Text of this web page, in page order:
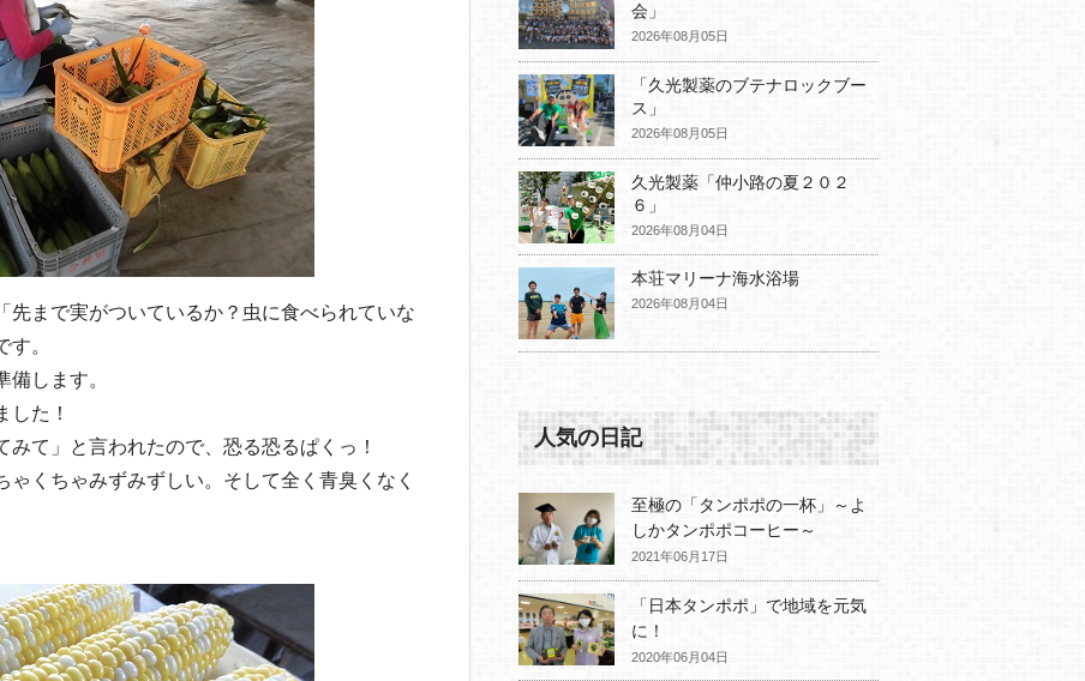
先まで実がついているか？虫に食べられていな
。
します。
した！
て」と言われたので、恐る恐るぱくっ！
ゃくちゃみずみずしい。そして全く青臭くなく
会」
2026年08月05日
「久光製薬のブテナロックブー
ス」
2026年08月05日
久光製薬「仲小路の夏２０２
６」
2026年08月04日
本荘マリーナ海水浴場
2026年08月04日
人気の日記
至極の「タンポポの一杯」～よ
しかタンポポコーヒー～
2021年06月17日
「日本タンポポ」で地域を元気
に！
2020年06月04日